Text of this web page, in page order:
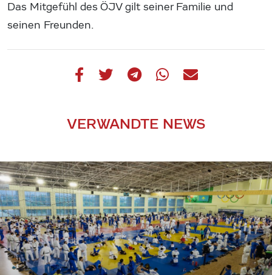
Das Mitgefühl des ÖJV gilt seiner Familie und
seinen Freunden.
VERWANDTE NEWS